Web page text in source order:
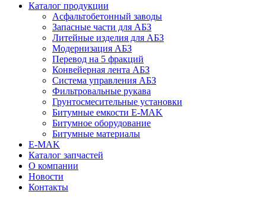
Каталог продукции
Асфальтобетонный заводы
Запасные части для АБЗ
Литейные изделия для АБЗ
Модернизация АБЗ
Перевод на 5 фракций
Конвейерная лента АБЗ
Система управления АБЗ
Фильтровальные рукава
Грунтосмесительные установки
Битумные емкости E-MAK
Битумное оборудование
Битумные материалы
E-MAK
Каталог запчастей
О компании
Новости
Контакты